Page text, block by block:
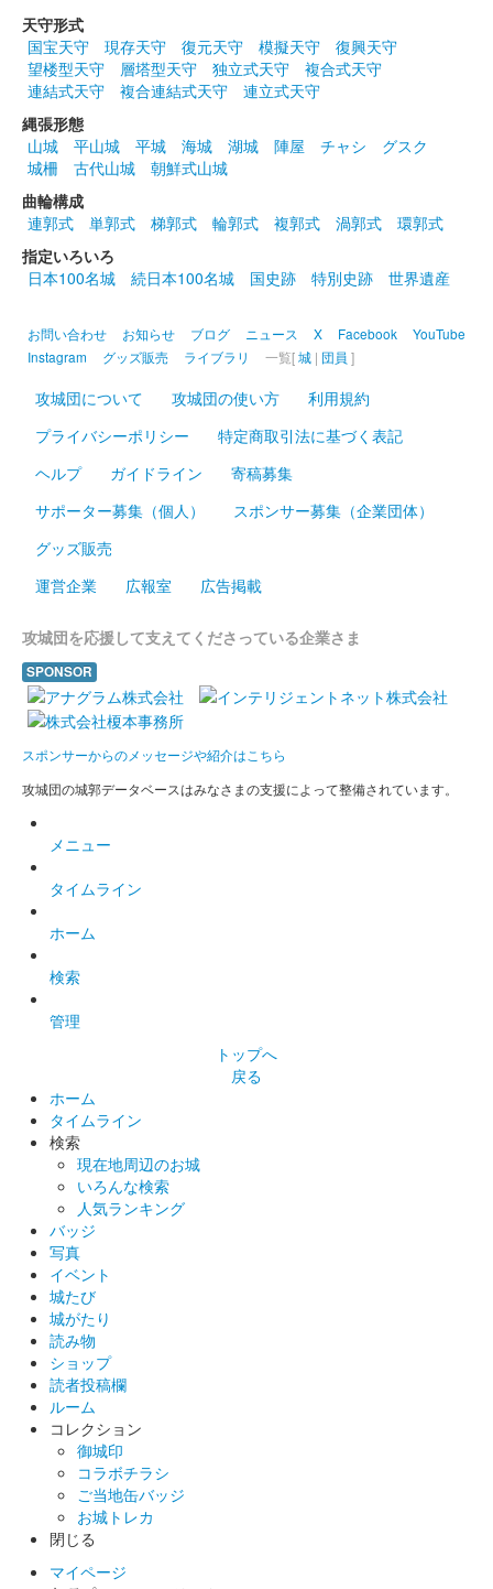
沼田城跡 御城印
販売終了
沼田城跡 御城印 昭和百年 四月版
販売終了
沼田城址 御城印 春分の日
沼田城跡 御城印 ひなまつり
販売終了
沼田城跡 御城印 旧暦（弥生） 2025年版
販売終了
沼田城跡 御城印 昭和百年 三月版
販売終了
沼田城址 御城印 梅見月
沼田城跡 御城印
販売終了
沼田城跡 御城印
沼田城跡 御城印
販売終了
沼田城 御城印
販売終了
沼田城 御城印
販売終了
沼田城 御城印
販売終了
老神温泉で開催される十二年に一度の大蛇まつり巳年開催を記念
天守形式
国宝天守
現存天守 復元天守 模擬天守
復興天守
望楼型天守
層塔型天守 独立式天守
複合式天守
連結式天守
複合連結式天守
連立式天守
縄張形態
山城
平山城 平城 海城 湖城 陣屋 チャシ
グスク
城柵
古代山城
朝鮮式山城
曲輪構成
連郭式
単郭式 梯郭式 輪郭式 複郭式 渦郭式
環郭式
指定いろいろ
日本100名城
続日本100名城 国史跡 特別史跡 世界遺産
お問い合わせ お知らせ ブログ ニュース X Facebook
YouTube
Instagram
グッズ販売 ライブラリ 一覧[城 | 団員 ]
攻城団について 攻城団の使い方
利用規約
プライバシーポリシー
特定商取引法に基づく表記
ヘルプ
ガイドライン
寄稿募集
サポーター募集（個人）
スポンサー募集（企業団体）
グッズ販売
運営企業
広報室 広告掲載
攻城団を応援して支えてくださっている企業さま
SPONSOR
スポンサーからのメッセージや紹介はこちら
攻城団の城郭データベースはみなさまの支援によって整備されています。
メニュー
タイムライン
ホーム
検索
管理
トップへ
戻る
ホーム
タイムライン
検索
現在地周辺のお城
いろんな検索
人気ランキング
バッジ
写真
イベント
城たび
城がたり
読み物
ショップ
読者投稿欄
ルーム
コレクション
御城印
コラボチラシ
ご当地缶バッジ
お城トレカ
閉じる
マイページ